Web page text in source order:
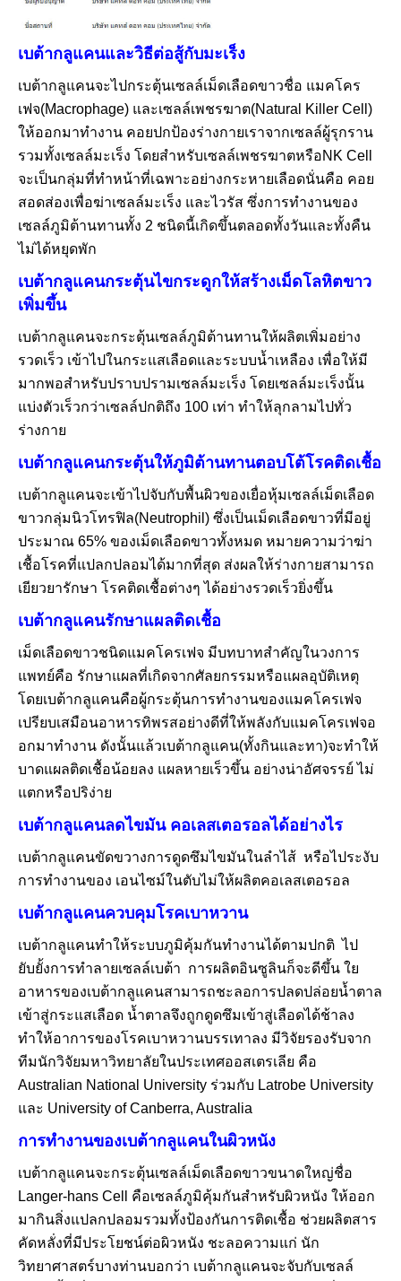
เบต้ากลูแคนและวิธีต่อสู้กับมะเร็ง
เบต้ากลูแคนจะไปกระตุ้นเซลล์เม็ดเลือดขาวชื่อ แมคโคร
เฟจ(Macrophage) และเซลล์เพชรฆาต(Natural Killer Cell)
ให้ออกมาทำงาน คอยปกป้องร่างกายเราจากเซลล์ผู้รุกราน
รวมทั้งเซลล์มะเร็ง โดยสำหรับเซลล์เพชรฆาตหรือNK Cell
จะเป็นกลุ่มที่ทำหน้าที่เฉพาะอย่างกระหายเลือดนั่นคือ คอย
สอดส่องเพื่อฆ่าเซลล์มะเร็ง และไวรัส ซึ่งการทำงานของ
เซลล์ภูมิต้านทานทั้ง 2 ชนิดนี้เกิดขึ้นตลอดทั้งวันและทั้งคืน
ไม่ได้หยุดพัก
เบต้ากลูแคนกระตุ้นไขกระดูกให้สร้างเม็ดโลหิตขาว
เพิ่มขึ้น
เบต้ากลูแคนจะกระตุ้นเซลล์ภูมิต้านทานให้ผลิตเพิ่มอย่าง
รวดเร็ว เข้าไปในกระแสเลือดและระบบน้ำเหลือง เพื่อให้มี
มากพอสำหรับปราบปรามเซลล์มะเร็ง โดยเซลล์มะเร็งนั้น
แบ่งตัวเร็วกว่าเซลล์ปกติถึง 100 เท่า ทำให้ลุกลามไปทั่ว
ร่างกาย
เบต้ากลูแคนกระตุ้นให้ภูมิต้านทานตอบโต้โรคติดเชื้อ
เบต้ากลูแคนจะเข้าไปจับกับพื้นผิวของเยื่อหุ้มเซลล์เม็ดเลือด
ขาวกลุ่มนิวโทรฟิล(Neutrophil) ซึ่งเป็นเม็ดเลือดขาวที่มีอยู่
ประมาณ 65% ของเม็ดเลือดขาวทั้งหมด หมายความว่าฆ่า
เชื้อโรคที่แปลกปลอมได้มากที่สุด ส่งผลให้ร่างกายสามารถ
เยียวยารักษา โรคติดเชื้อต่างๆ ได้อย่างรวดเร็วยิ่งขึ้น
เบต้ากลูแคนรักษาแผลติดเชื้อ
เม็ดเลือดขาวชนิดแมคโครเฟจ มีบทบาทสำคัญในวงการ
แพทย์คือ รักษาแผลที่เกิดจากศัลยกรรมหรือแผลอุบัติเหตุ
โดยเบต้ากลูแคนคือผู้กระตุ้นการทำงานของแมคโครเฟจ
เปรียบเสมือนอาหารทิพรสอย่างดีที่ให้พลังกับแมคโครเฟจอ
อกมาทำงาน ดังนั้นแล้วเบต้ากลูแคน(ทั้งกินและทา)จะทำให้
บาดแผลติดเชื้อน้อยลง แผลหายเร็วขึ้น อย่างน่าอัศจรรย์ ไม่
แตกหรือปริง่าย
เบต้ากลูแคนลดไขมัน คอเลสเตอรอลได้อย่างไร
เบต้ากลูแคนขัดขวางการดูดซึมไขมันในลำไส้ หรือไประงับ
การทำงานของ เอนไซม์ในตับไม่ให้ผลิตคอเลสเตอรอล
เบต้ากลูแคนควบคุมโรคเบาหวาน
เบต้ากลูแคนทำให้ระบบภูมิคุ้มกันทำงานได้ตามปกติ ไป
ยับยั้งการทำลายเซลล์เบต้า การผลิตอินซูลินก็จะดีขึ้น ใย
อาหารของเบต้ากลูแคนสามารถชะลอการปลดปล่อยน้ำตาล
เข้าสู่กระแสเลือด น้ำตาลจึงถูกดูดซึมเข้าสู่เลือดได้ช้าลง
ทำให้อาการของโรคเบาหวานบรรเทาลง มีวิจัยรองรับจาก
ทีมนักวิจัยมหาวิทยาลัยในประเทศออสเตรเลีย คือ
Australian National University ร่วมกับ Latrobe University
และ University of Canberra, Australia
การทำงานของเบต้ากลูแคนในผิวหนัง
เบต้ากลูแคนจะกระตุ้นเซลล์เม็ดเลือดขาวขนาดใหญ่ชื่อ
Langer-hans Cell คือเซลล์ภูมิคุ้มกันสำหรับผิวหนัง ให้ออก
มากินสิ่งแปลกปลอมรวมทั้งป้องกันการติดเชื้อ ช่วยผลิตสาร
คัดหลั่งที่มีประโยชน์ต่อผิวหนัง ชะลอความแก่ นัก
วิทยาศาสตร์บางท่านบอกว่า เบต้ากลูแคนจะจับกับเซลล์